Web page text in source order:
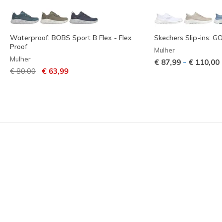
Waterproof: BOBS Sport B Flex - Flex
Proof
Mulher
Preço com desconto de
€ 80,00 para
€ 63,99
Skechers Slip-ins:
Mulher
€ 87,99 - € 110,00